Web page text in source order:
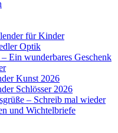
für Kinder
Optik
Ein wunderbares Geschenk
Kunst 2026
Schlösser 2026
– Schreib mal wieder
und Wichtelbriefe